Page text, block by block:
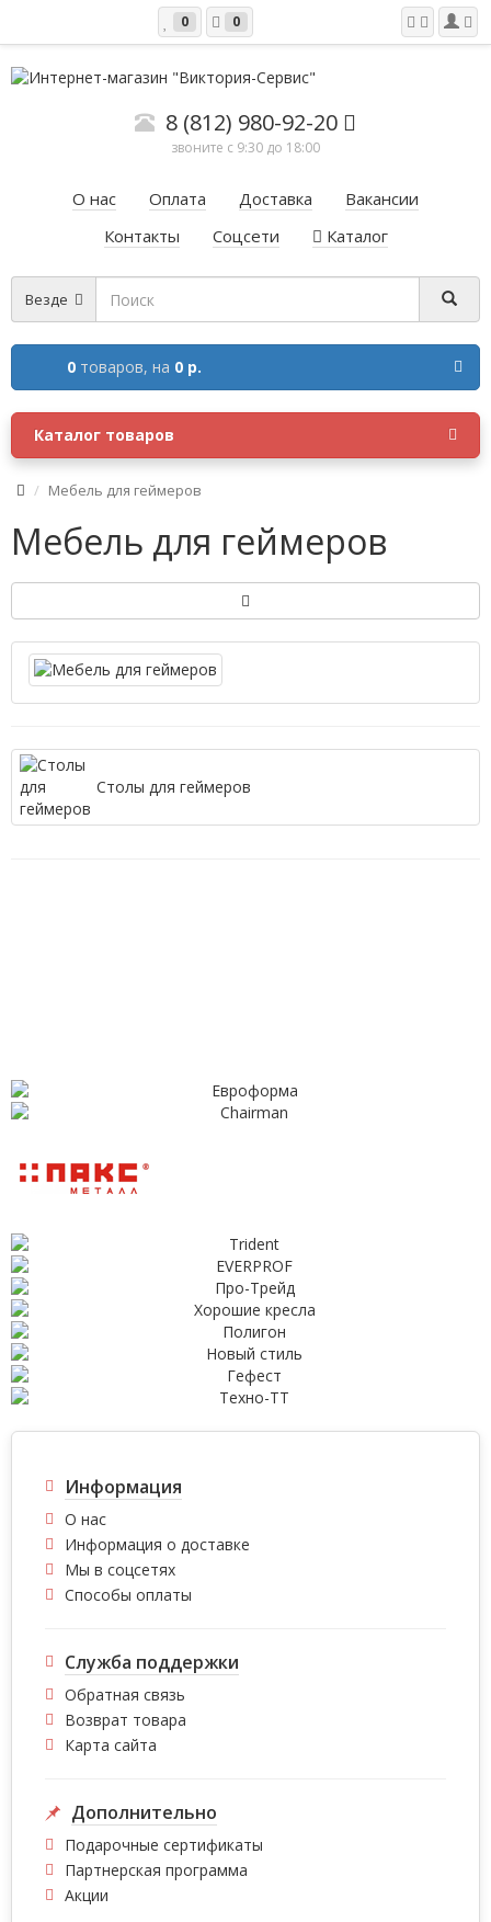
0 0
8 (812) 980-92-20
звоните с 9:30 до 18:00
О нас Оплата Доставка
Вакансии
Контакты
Соцсети Каталог
Везде
0 товаров, на 0 р.
Каталог товаров
Мебель для геймеров
Мебель для геймеров
Столы для геймеров
Информация
О нас
Информация о доставке
Мы в соцсетях
Способы оплаты
Служба поддержки
Обратная связь
Возврат товара
Карта сайта
Дополнительно
Подарочные сертификаты
Партнерская программа
Акции